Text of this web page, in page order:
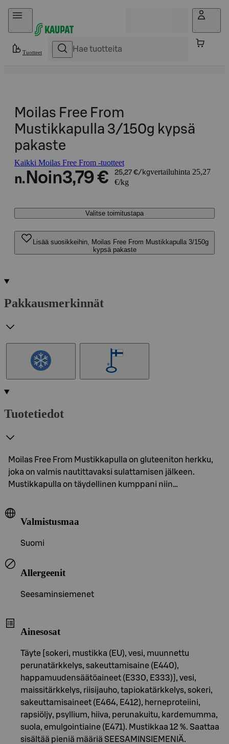
Hyppää sisältöön
Tuotteet
Moilas Free From
Mustikkapulla 3/150g kypsä
pakaste
Kaikki Moilas Free From -tuotteet
n. Noin3,79 € 25,27 €/kgvertailuhinta 25,27
€/kg
Valitse toimitustapa
Lisää suosikkeihin, Moilas Free From Mustikkapulla 3/150g
kypsä pakaste
Pakkausmerkinnät
Tuotetiedot
Moilas Free From Mustikkapulla on gluteeniton herkku,
joka on valmis nautittavaksi sulattamisen jälkeen.
Mustikkapulla on täydellinen kumppani niin…
Valmistusmaa
Suomi
Allergeenit
Seesaminsiemenet
Ainesosat
Täyte [sokeri, mustikka (EU), vesi, muunnettu
perunatärkkelys, sakeuttamisaine (E440),
happamuudensäätöaineet (E330, E333)], vesi,
maissitärkkelys, riisijauho, tapiokatärkkelys, sokeri,
sakeuttamisaineet (E464, E412), herneproteiini,
rapsiöljy, psyllium, hiiva, perunakuitu, kardemumma,
suola, emulgointiaine (E471). Mustikkaa 12 %. Saattaa
sisältää pieniä määriä SEESAMINSIEMENIÄ.